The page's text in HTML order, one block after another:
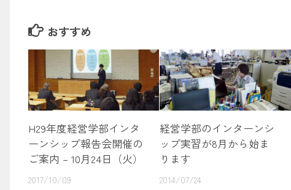
おすすめ
H29年度経営学部インタ
ーンシップ報告会開催の
ご案内 – 10月24日（火）
2017/10/09
経営学部のインターンシ
ップ実習が8月から始ま
ります
2014/07/24